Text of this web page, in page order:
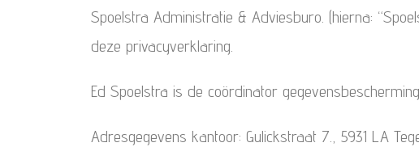
Spoelstra Administratie & Adviesburo. (hierna:
deze privacyverklaring.
Ed Spoelstra is de coördinator
Adresgegevens kantoor: Gulickstraat 7., 5931 LA